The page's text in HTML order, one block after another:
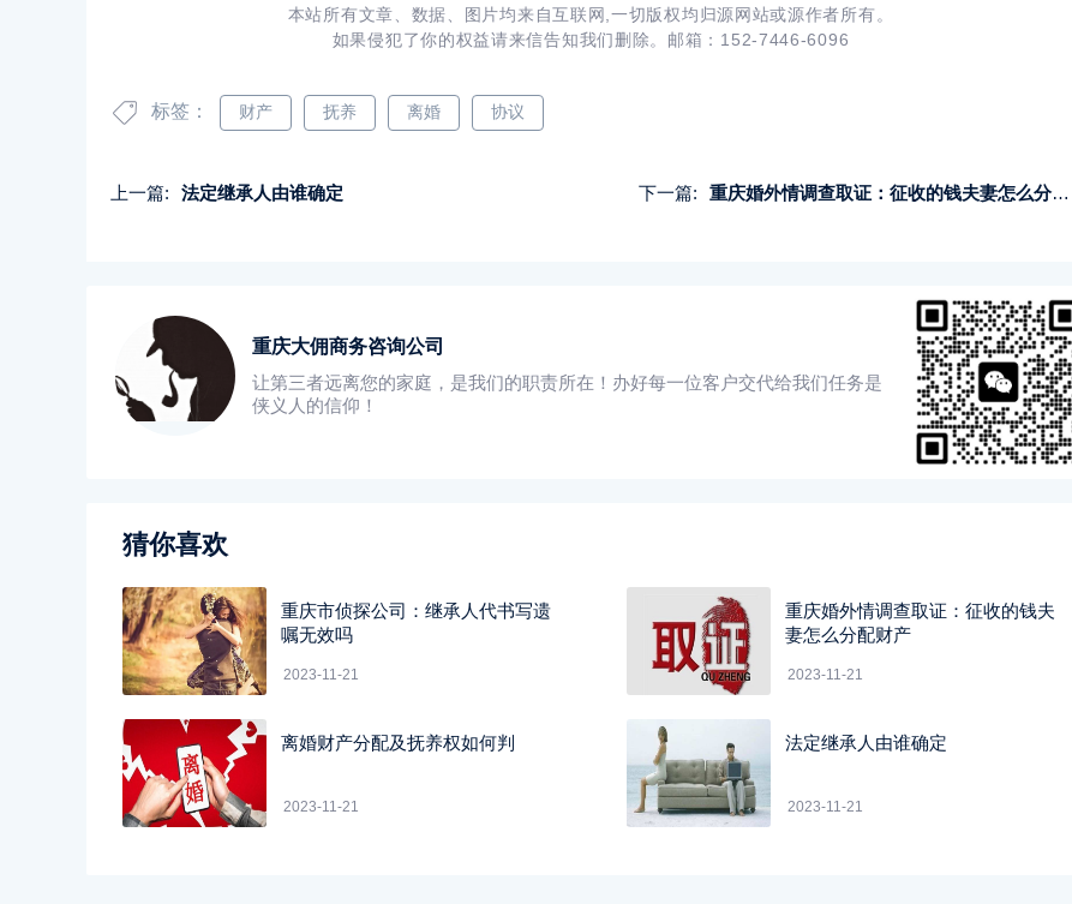
本站所有文章、数据、图片均来自互联网,一切版权均归源网站或源作者所有。
如果侵犯了你的权益请来信告知我们删除。邮箱：152-7446-6096
标签： 财产 抚养 离婚 协议
上一篇: 法定继承人由谁确定 下一篇: 重庆婚外情调查取证：征收的钱夫妻怎么分配财产
重庆大佣商务咨询公司
让第三者远离您的家庭，是我们的职责所在！办好每一位客户交代给我们任务是
侠义人的信仰！
猜你喜欢
重庆市侦探公司：继承人代书写遗
嘱无效吗
2023-11-21
重庆婚外情调查取证：征收的钱夫
妻怎么分配财产
2023-11-21
离婚财产分配及抚养权如何判
2023-11-21
法定继承人由谁确定
2023-11-21